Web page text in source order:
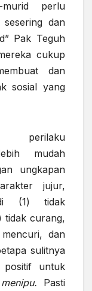
perlu
dan
Pak Teguh
cukup
dan
sosial yang
perilaku
mudah
ungkapan
jujur,
(1) tidak
tidak curang,
dan
sulitnya
positif untuk
Pasti